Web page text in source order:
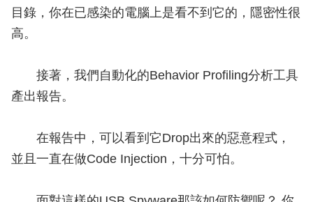
目錄，你在已感染的電腦上是看不到它的，隱密性很
高。
接著，我們自動化的Behavior Profiling分析工具
產出報告。
在報告中，可以看到它Drop出來的惡意程式，
並且一直在做Code Injection，十分可怕。